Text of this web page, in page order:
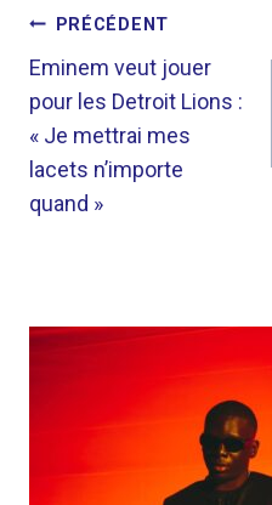
DE
L’ARTICLE
PRÉCÉDENT
Eminem veut jouer
pour les Detroit Lions :
« Je mettrai mes
lacets n’importe
quand »